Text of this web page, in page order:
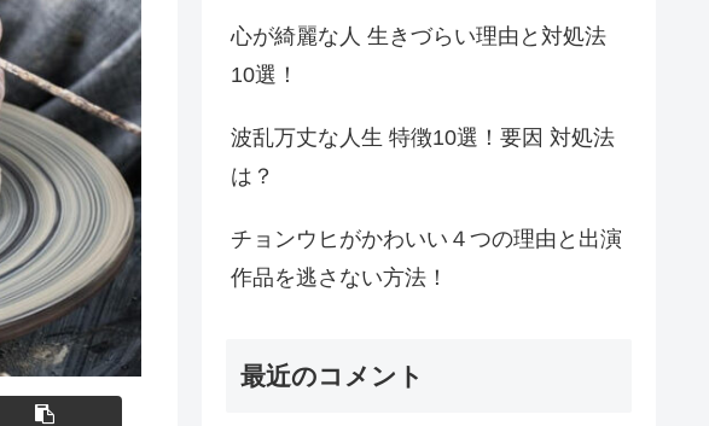
心が綺麗な人 生きづらい理由と対処法
10選！
波乱万丈な人生 特徴10選！要因 対処法
は？
チョンウヒがかわいい４つの理由と出演
作品を逃さない方法！
最近のコメント